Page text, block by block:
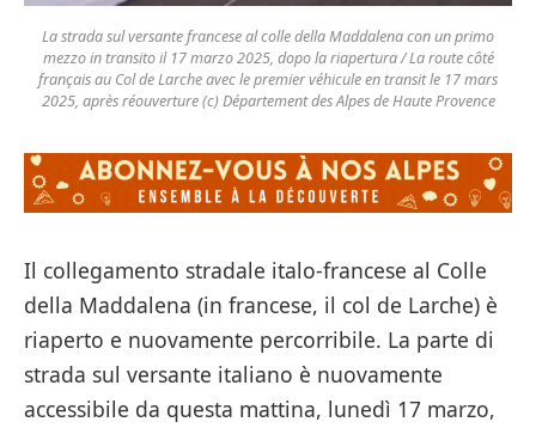
La strada sul versante francese al colle della Maddalena con un primo
mezzo in transito il 17 marzo 2025, dopo la riapertura / La route côté
français au Col de Larche avec le premier véhicule en transit le 17 mars
2025, après réouverture (c) Département des Alpes de Haute Provence
Il collegamento stradale italo-francese al Colle
della Maddalena (in francese, il col de Larche) è
riaperto e nuovamente percorribile. La parte di
strada sul versante italiano è nuovamente
accessibile da questa mattina, lunedì 17 marzo,